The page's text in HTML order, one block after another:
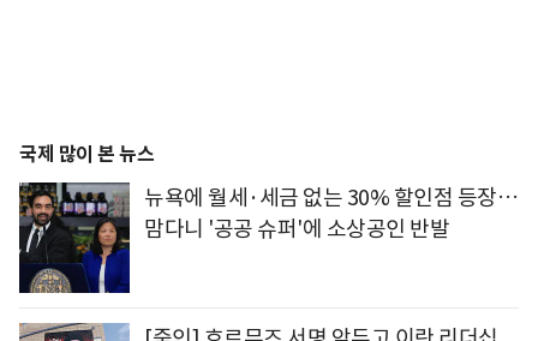
국제 많이 본 뉴스
뉴욕에 월세·세금 없는 30% 할인점 등장…
맘다니 '공공 슈퍼'에 소상공인 반발